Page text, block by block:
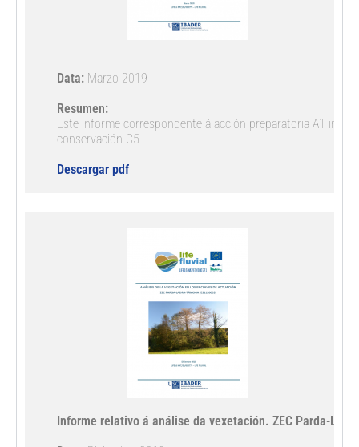
Data: Marzo 2019
Resumen:
Este informe correspondente á acción preparatoria A1
conservación C5.
Descargar pdf
Informe relativo á análise da vexetación. ZEC Parda-